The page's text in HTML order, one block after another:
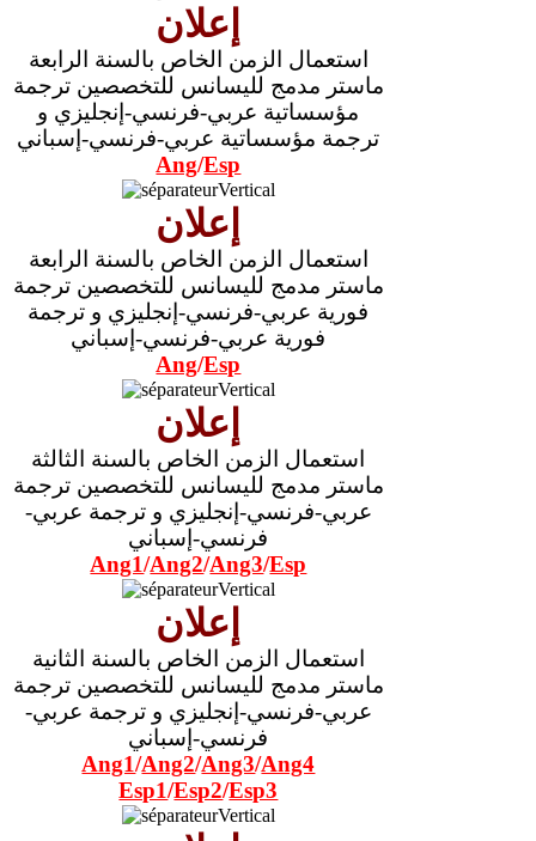
إعلان
استعمال الزمن الخاص بالسنة الرابعة
ماستر مدمج لليسانس للتخصصين ترجمة
مؤسساتية عربي-فرنسي-إنجليزي و
ترجمة مؤسساتية عربي-فرنسي-إسباني
Ang/Esp
إعلان
استعمال الزمن الخاص بالسنة الرابعة
ماستر مدمج لليسانس للتخصصين ترجمة
فورية عربي-فرنسي-إنجليزي و ترجمة
فورية عربي-فرنسي-إسباني
Ang/Esp
إعلان
استعمال الزمن الخاص بالسنة الثالثة
ماستر مدمج لليسانس للتخصصين ترجمة
عربي-فرنسي-إنجليزي و ترجمة عربي-
فرنسي-إسباني
Ang1/Ang2/Ang3/Esp
إعلان
استعمال الزمن الخاص بالسنة الثانية
ماستر مدمج لليسانس للتخصصين ترجمة
عربي-فرنسي-إنجليزي و ترجمة عربي-
فرنسي-إسباني
Ang1/Ang2/Ang3/Ang4
Esp1/Esp2/Esp3